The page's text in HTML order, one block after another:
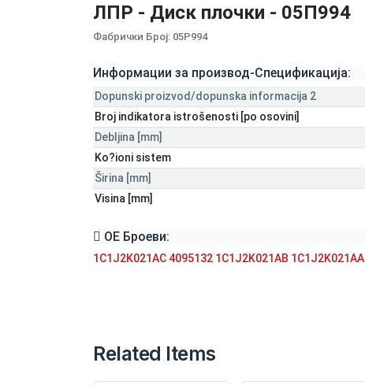
ЛПР - Диск плочки - 05П994
Фабрички Број: 05P994
Информации за производ-Спецификација:
Dopunski proizvod/dopunska informacija 2
Broj indikatora istrošenosti [po osovini]
Debljina [mm]
Ko?ioni sistem
Širina [mm]
Visina [mm]
ОЕ Броеви:
1C1J2K021AC 4095132 1C1J2K021AB 1C1J2K021AA
Related Items